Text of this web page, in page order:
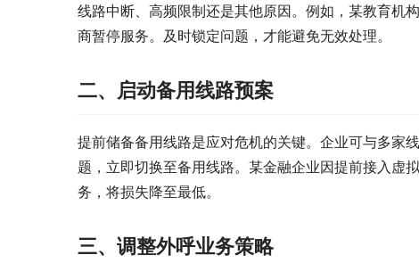
线路中断、高频限制还是其他原因。例如，某教育机
商暂停服务。及时锁定问题，才能避免无效处理。​
二、启动备用线路预案​
提前储备备用线路是应对危机的关键。企业可与多家
题，立即切换至备用线路。某金融企业因提前接入虚
务，将损失降至最低。​
三、调整外呼业务策略​